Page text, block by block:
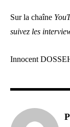
Sur la chaîne
suivez les
Innocent